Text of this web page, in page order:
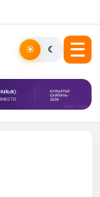
☀ ☾